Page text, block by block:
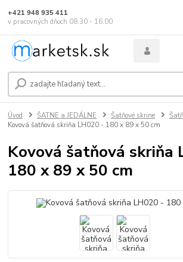
+421 948 935 411
v pracovných dňoch 08.30 - 16.00
Úvod ŠATNE a JEDÁLNE Šatňové skrine
Kovová šatňová skriňa LH020 - 180 x 89 x 50 cm
Kovová šatňová skriňa
180 x 89 x 50 cm